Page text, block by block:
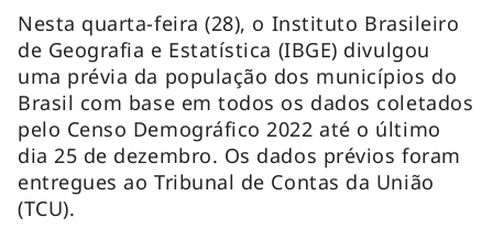
Nesta quarta-feira (28), o Instituto Brasileiro
de Geografia e Estatística (IBGE) divulgou
uma prévia da população dos municípios do
Brasil com base em todos os dados coletados
pelo Censo Demográfico 2022 até o último
dia 25 de dezembro. Os dados prévios foram
entregues ao Tribunal de Contas da União
(TCU).